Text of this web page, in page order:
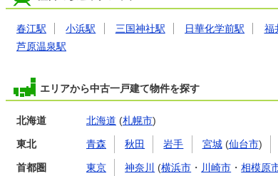
春江駅 小浜駅 三国神社駅 日華化学前駅 福
芦原温泉駅
エリアから中古一戸建て物件を探す
北海道 北海道 (札幌市)
東北 青森 秋田 岩手 宮城(仙台市)
首都圏 東京 神奈川 (横浜市 ・ 川崎市 ・相模原